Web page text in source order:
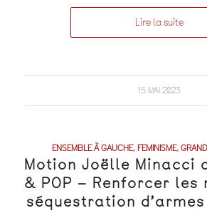
Lire la suite
15 MAI 2023
ENSEMBLE À GAUCHE,FEMINISME,
Motion Joëlle Minacci
& POP – Renforcer les
séquestration